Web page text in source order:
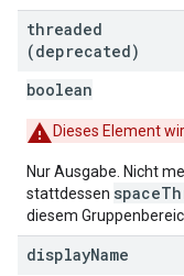
threaded
(deprecated)
boolean
Dieses Element
Nur Ausgabe. Nicht
stattdessen
diesem
displayName